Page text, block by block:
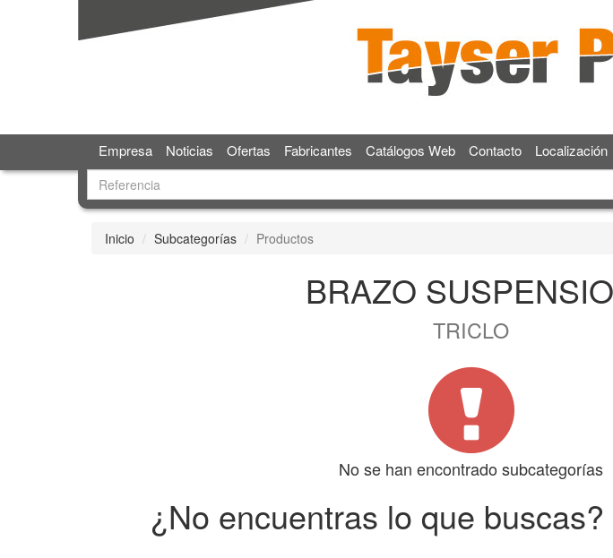
Empresa Noticias Ofertas Fabricantes Catálogos Web Contacto Localización
Inicio Subcategorías Productos
BRAZO
TRICLO
No se han encontrado subcategorías
¿No encuentras lo que